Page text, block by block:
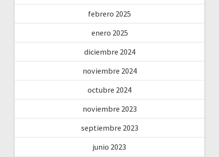
febrero 2025
enero 2025
diciembre 2024
noviembre 2024
octubre 2024
noviembre 2023
septiembre 2023
junio 2023